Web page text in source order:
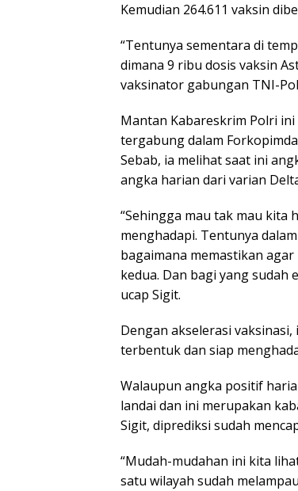
Kemudian 264.611 vaksin
“Tentunya sementara di
dimana 9 ribu dosis vaksin
vaksinator gabungan TNI-
Mantan Kabareskrim Polri
tergabung dalam
Sebab, ia melihat saat ini
angka harian dari varian
“Sehingga mau tak mau kita
menghadapi. Tentunya
bagaimana memastikan
kedua. Dan bagi yang
ucap Sigit.
Dengan akselerasi
terbentuk dan siap
Walaupun angka positif
landai dan ini merupakan
Sigit, diprediksi sudah
“Mudah-mudahan ini kita
satu wilayah sudah